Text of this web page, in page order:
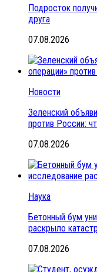
Подросток
друга
07.08.2026
Новости
Зеленский
против России:
07.08.2026
Наука
Бетонный бум
раскрыло
07.08.2026